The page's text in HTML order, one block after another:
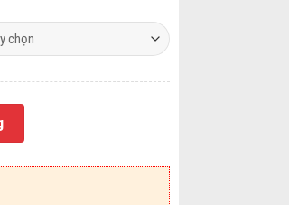
0.005%AB số lượng